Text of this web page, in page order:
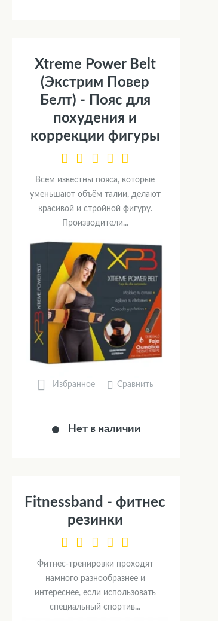
Xtreme Power Belt
(Экстрим Повер
Белт) - Пояс для
похудения и
коррекции фигуры
Всем известны пояса, которые
уменьшают объём талии, делают
красивой и стройной фигуру.
Производители...
Избранное Сравнить
Нет в наличии
Fitnessband - фитнес
резинки
Фитнес-тренировки проходят
намного разнообразнее и
интереснее, если использовать
специальный спортив...